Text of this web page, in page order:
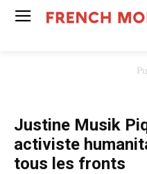
Justine Musik
activiste
tous les fronts